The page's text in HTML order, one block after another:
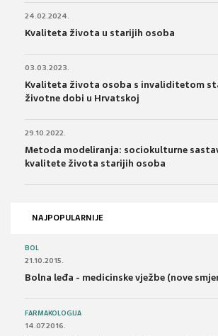
24.02.2024.
Kvaliteta života u starijih osoba
03.03.2023.
Kvaliteta života osoba s invaliditetom
životne dobi u Hrvatskoj
29.10.2022.
Metoda modeliranja: sociokulturne
kvalitete života starijih osoba
NAJPOPULARNIJE
BOL
21.10.2015.
Bolna leđa - medicinske vježbe (nove
FARMAKOLOGIJA
14.07.2016.